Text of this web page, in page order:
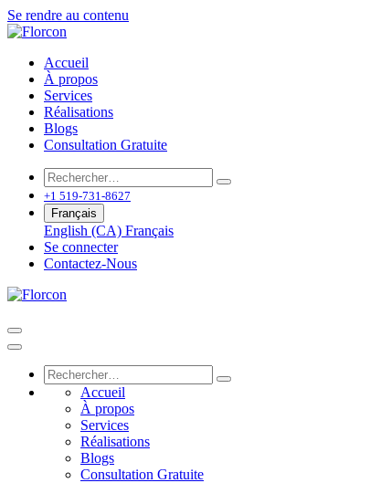
Se rendre au contenu
Accueil
À propos
Services
Réalisations
Blogs
Consultation Gratuite
+1 519-731-8627
Français
English (CA) Français
Se connecter
Contactez-Nous
Accueil
À propos
Services
Réalisations
Blogs
Consultation Gratuite